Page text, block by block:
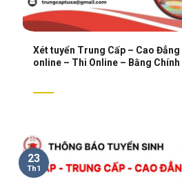
Xét tuyển Trung Cấp – Cao
online – Thi Online – Bằng
23
Th1